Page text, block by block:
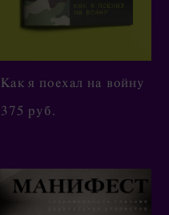
Как я поехал на войну
375 pуб.